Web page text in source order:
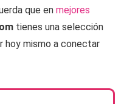
que en mejores
tienes una selección
hoy mismo a conectar